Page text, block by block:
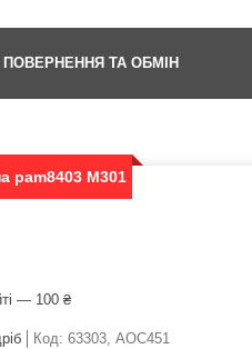
ПОВЕРНЕННЯ ТА ОБМІН
pam8403 M301
— 100 ₴
Код: 63303, AOC451